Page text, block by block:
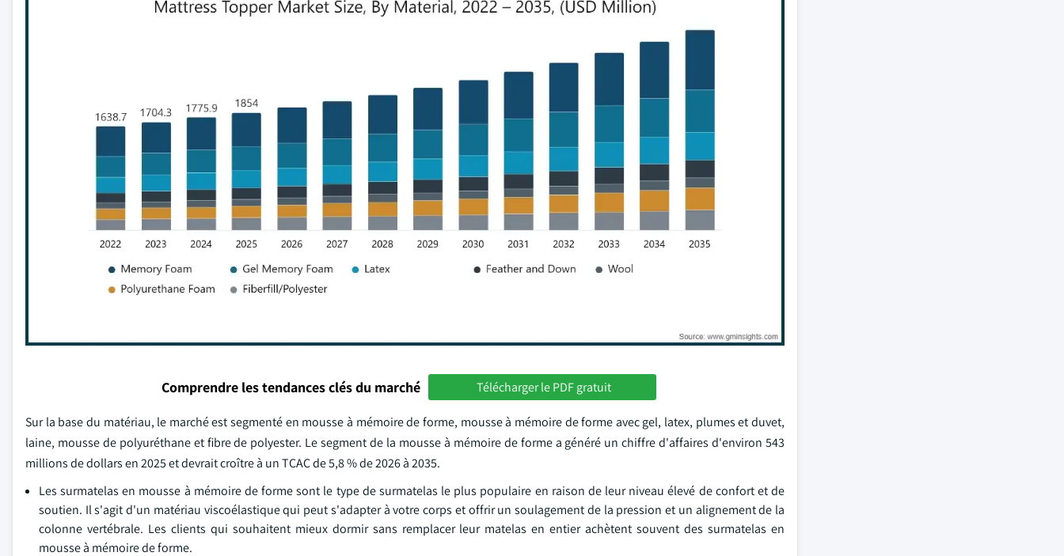
Comprendre les tendances clés du marché Télécharger le PDF gratuit
Sur la base du matériau, le marché est segmenté en mousse à mémoire de forme, mousse à mémoire de forme avec gel, latex, plumes et duvet,
laine, mousse de polyuréthane et fibre de polyester. Le segment de la mousse à mémoire de forme a généré un chiffre d'affaires d'environ 543
millions de dollars en 2025 et devrait croître à un TCAC de 5,8 % de 2026 à 2035.
Les surmatelas en mousse à mémoire de forme sont le type de surmatelas le plus populaire en raison de leur niveau élevé de confort et de
soutien. Il s'agit d'un matériau viscoélastique qui peut s'adapter à votre corps et offrir un soulagement de la pression et un alignement de la
colonne vertébrale. Les clients qui souhaitent mieux dormir sans remplacer leur matelas en entier achètent souvent des surmatelas en
mousse à mémoire de forme.